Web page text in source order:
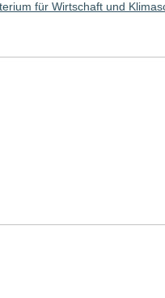
für Wirtschaft und